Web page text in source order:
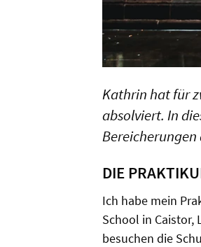
Kathrin hat für
absolviert. In
DIE
Ich habe mein
School in Caistor,
besuchen die